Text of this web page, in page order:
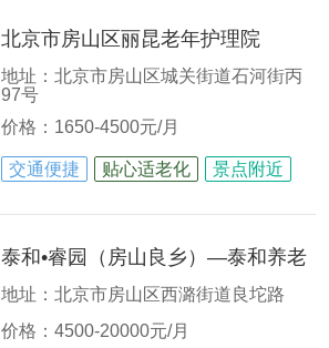
北京市房山区丽昆老年护理院
地址：北京市房山区城关街道石河街丙
97号
价格：1650-4500元/月
交通便捷 贴心适老化 景点附近
泰和•睿园（房山良乡）—泰和养老
地址：北京市房山区西潞街道良坨路
价格：4500-20000元/月